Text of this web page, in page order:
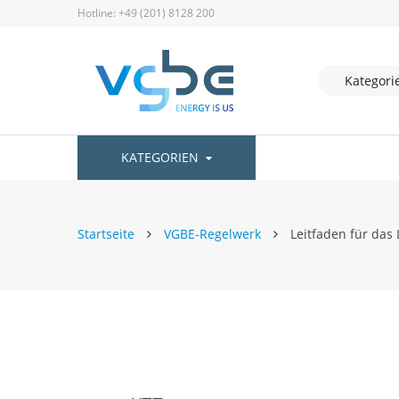
Hotline: +49 (201) 8128 200
KATEGORIEN
Startseite VGBE-Regelwerk Leitfaden für das